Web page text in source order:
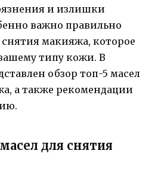
и излишки
важно правильно
макияжа, которое
типу кожи. В
обзор топ-5 масел
а также рекомендации
для снятия